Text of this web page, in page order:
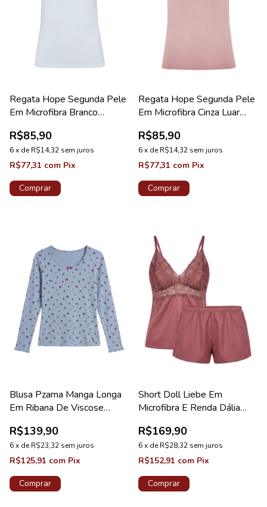
Regata Hope Segunda Pele
Em Microfibra Branco
R$85,90
6x deR$14,32 sem juros
R$77,31 com Pix
Comprar
Regata Hope Segunda Pele
Em Microfibra Cinza Luar
R$85,90
6x deR$14,32 sem juros
R$77,31 com Pix
Comprar
Blusa Pzama Manga Longa
Em Ribana De Viscose
R$139,90
6x deR$23,32 sem juros
R$125,91 com Pix
Comprar
Short Doll Liebe Em
Microfibra E Renda Dália
R$169,90
6x deR$28,32 sem juros
R$152,91 com Pix
Comprar